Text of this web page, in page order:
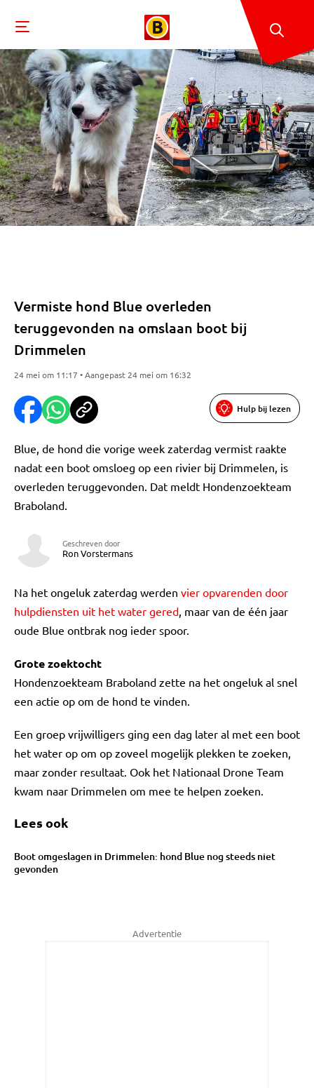
Vermiste hond Blue overleden
teruggevonden na omslaan boot bij
Drimmelen
24 mei om 11:17 • Aangepast 24 mei om 16:32
Hulp bij lezen
Blue, de hond die vorige week zaterdag vermist raakte
nadat een boot omsloeg op een rivier bij Drimmelen, is
overleden teruggevonden. Dat meldt Hondenzoekteam
Braboland.
Geschreven door
Ron Vorstermans
Na het ongeluk zaterdag werden vier opvarenden door
hulpdiensten uit het water gered, maar van de één jaar
oude Blue ontbrak nog ieder spoor.
Grote zoektocht
Hondenzoekteam Braboland zette na het ongeluk al snel
een actie op om de hond te vinden.
Een groep vrijwilligers ging een dag later al met een boot
het water op om op zoveel mogelijk plekken te zoeken,
maar zonder resultaat. Ook het Nationaal Drone Team
kwam naar Drimmelen om mee te helpen zoeken.
Lees ook
Boot omgeslagen in Drimmelen: hond Blue nog steeds niet
gevonden
Advertentie